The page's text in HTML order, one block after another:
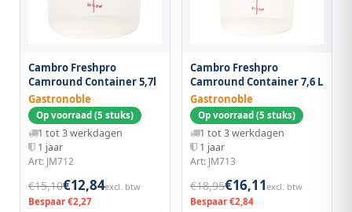
Cambro Freshpro
Camround Container 5,7l
Gastronoble
Op voorraad (5 stuks)
1 tot 3 werkdagen
1 jaar
Art: JM712
€15,10€12,84excl. btw
Bespaar €2,27
Cambro Freshpro
Camround Container 7,6 L
Gastronoble
Op voorraad (5 stuks)
1 tot 3 werkdagen
1 jaar
Art: JM713
€18,95€16,11excl. btw
Bespaar €2,84